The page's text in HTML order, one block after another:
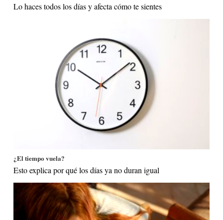
Lo haces todos los días y afecta cómo te sientes
¿El tiempo vuela?
Esto explica por qué los días ya no duran igual